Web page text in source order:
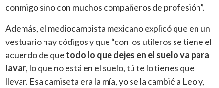
conmigo sino con muchos compañeros de profesión”.
Además, el mediocampista mexicano explicó que en un
vestuario hay códigos y que “con los utileros se tiene el
acuerdo de que todo lo que dejes en el suelo va para
lavar, lo que no está en el suelo, tú te lo tienes que
llevar. Esa camiseta era la mía, yo se la cambié a Leo y,